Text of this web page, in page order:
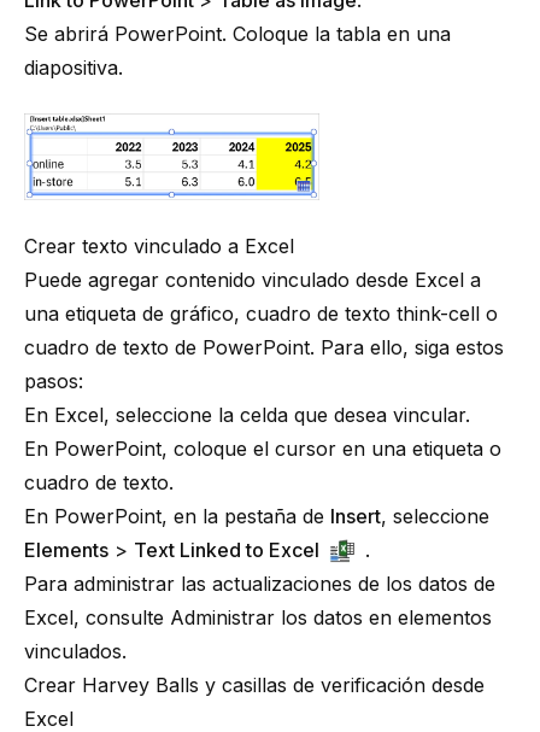
Se abrirá PowerPoint. Coloque la tabla en una
diapositiva.
Crear texto vinculado a Excel
Puede agregar contenido vinculado desde Excel a
una etiqueta de gráfico, cuadro de texto think-cell o
cuadro de texto de PowerPoint. Para ello, siga estos
pasos:
En Excel, seleccione la celda que desea vincular.
En PowerPoint, coloque el cursor en una etiqueta o
cuadro de texto.
En PowerPoint, en la pestaña de Insert, seleccione
Elements > Text Linked to Excel
.
Para administrar las actualizaciones de los datos de
Excel, consulte Administrar los datos en elementos
vinculados.
Crear Harvey Balls y casillas de verificación desde
Excel